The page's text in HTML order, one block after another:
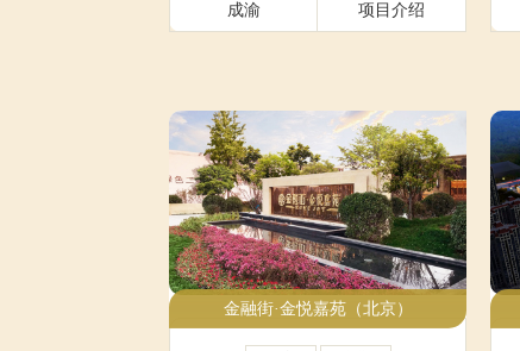
成渝 项目介绍
金融街·金悦嘉苑（北京）